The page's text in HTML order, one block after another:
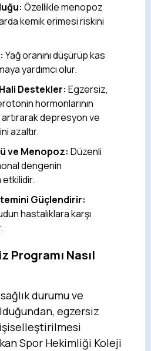
Özellikle menopoz
kemik erimesi riskini
Yağ oranını düşürüp kas
yardımcı olur.
Destekler: Egzersiz,
hormonlarının
artırarak depresyon ve
azaltır.
ve Menopoz: Düzenli
dengenin
etkilidir.
Güçlendirir:
hastalıklara karşı
Programı Nasıl
durumu ve
egzersiz
Spor Hekimliği Koleji